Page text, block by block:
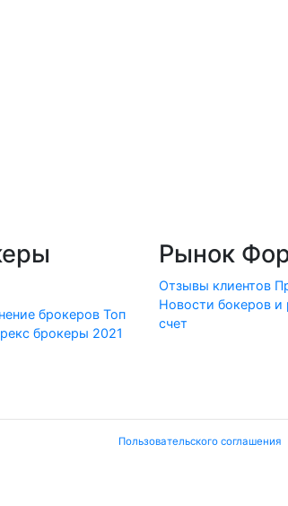
брокеров Топ
брокеры 2021
Рынок
Отзывы клиентов
Новости бокеров и
счет
Пользовательского соглашения